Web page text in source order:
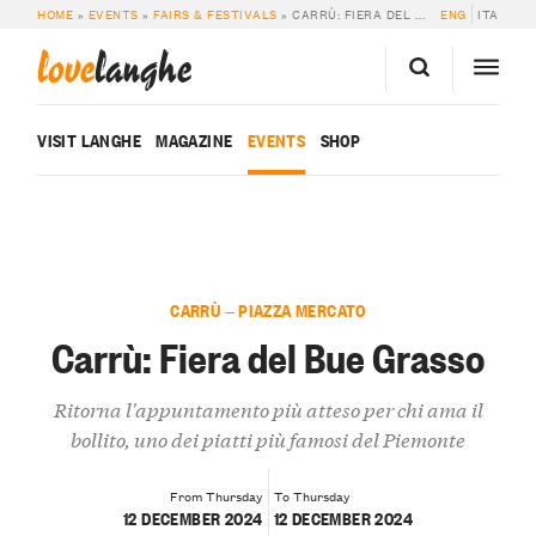
HOME » EVENTS »FAIRS & FESTIVALS »CARRÙ: FIERA DEL BUE GRASSO ENG ITA
lovelanghe
VISIT LANGHE MAGAZINE EVENTS SHOP
CARRÙ — PIAZZA MERCATO
Carrù: Fiera del Bue Grasso
Ritorna l'appuntamento più atteso per chi ama il
bollito, uno dei piatti più famosi del Piemonte
From Thursday
12 DECEMBER 2024
To Thursday
12 DECEMBER 2024